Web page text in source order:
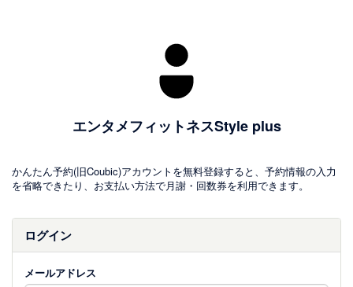
エンタメフィットネスStyle plus
かんたん予約(旧Coubic)アカウントを無料登録すると、予約情報の入力
を省略できたり、お支払い方法で月謝・回数券を利用できます。
ログイン
メールアドレス